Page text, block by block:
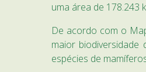
uma área de 178.243
De acordo com o
maior
espécies de